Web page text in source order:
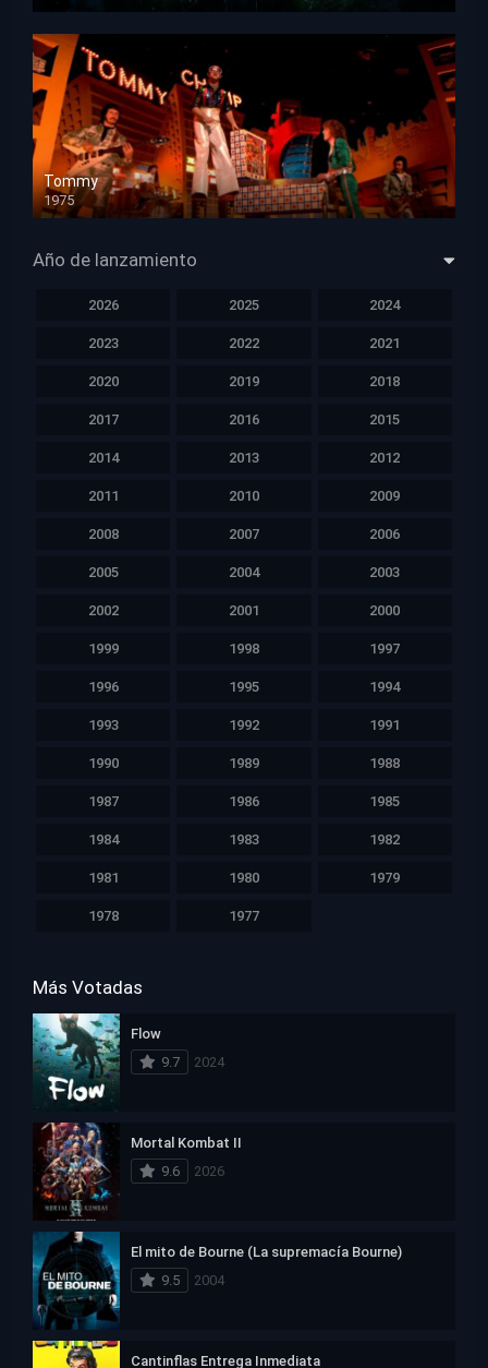
HD 1080p
Tommy
1975
HD 1080p
Año de lanzamiento
2026 2025 2024
2023 2022 2021
2020 2019 2018
2017 2016 2015
2014 2013 2012
2011 2010 2009
2008 2007 2006
2005 2004 2003
2002 2001 2000
1999 1998 1997
1996 1995 1994
1993 1992 1991
1990 1989 1988
1987 1986 1985
1984 1983 1982
1981 1980 1979
1978 1977
Más Votadas
Flow
9.7
2024
Mortal Kombat II
9.6
2026
El mito de Bourne (La supremacía Bourne)
9.5
2004
Cantinflas Entrega Inmediata